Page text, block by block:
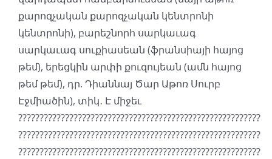
քարոզչական քարոզչական կենտրոնի
կենտրոնի), բարեշնորհ սարկաւագ
սարկաւագ սուքիասեան (ֆրանսիայի հայոց
թեմ), երեցկին արփի քուզույեան (ամն հայոց
թեմ թեմ), դր. Դիաննայ Ծար Աթոռ Սուրբ
Էջմիածին), տիկ․ Է միջեւ
?????????????????????????????????????????????????????????
?????????????????????????????????????????????????????????
?????????????????????????????????????????????????????????